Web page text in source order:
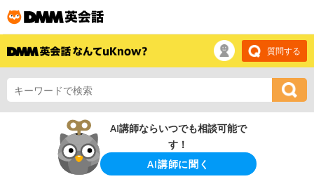
質問する
AI講師ならいつでも相談可能で
す！
AI講師に聞く